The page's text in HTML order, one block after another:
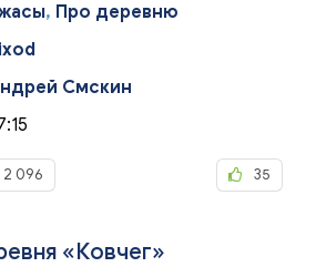
, Про деревню
Смскин
2 096 35
«Ковчег»